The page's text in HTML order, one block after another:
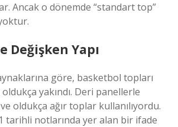
Ancak o dönemde “standart top”
Değişken Yapı
göre, basketbol topları
yakındı. Deri panellerle
oldukça ağır toplar kullanılıyordu.
tarihli notlarında yer alan bir ifade